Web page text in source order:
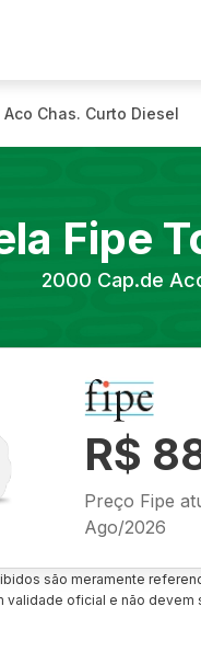
Aco Chas. Curto Diesel
Fipe
2000 Cap.de
R$
Preço Fipe
Ago/2026
são meramente
validade oficial e não